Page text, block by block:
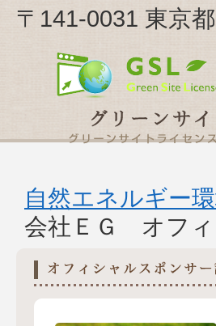
〒141-0031 東京
自然エネルギー
会社ＥＧ オフィ